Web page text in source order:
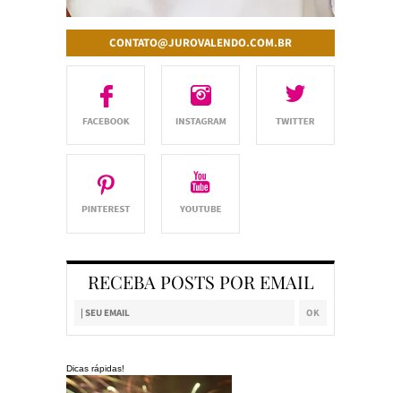
CONTATO@JUROVALENDO.COM.BR
RECEBA POSTS POR EMAIL
Dicas rápidas!